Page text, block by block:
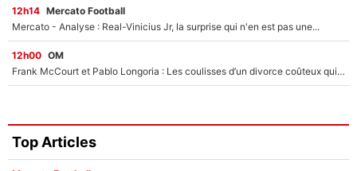
12h14 Mercato Football
Mercato - Analyse : Real-Vinicius Jr, la surprise qui n'en est pas une...
12h00 OM
Frank McCourt et Pablo Longoria : Les coulisses d’un divorce coûteux qui ruine l’OM à petit feu…
Top Articles